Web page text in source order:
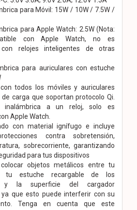
para Móvil: 15W / 10W / 7.5W /
para Apple Watch: 2.5W (Nota:
con Apple Watch, no es
con relojes inteligentes de otras
para auriculares con estuche
todos los móviles y auriculares
carga que soportan protocolo Qi.
inalámbrica a un reloj, solo es
Apple Watch.
con material ignífugo e incluye
contra sobretensión,
sobrecorriente, garantizando
para tus dispositivos
objetos metálicos entre tu
tu estuche recargable de los
y la superficie del cargador
ya que esto puede interferir con su
Tenga en cuenta que este